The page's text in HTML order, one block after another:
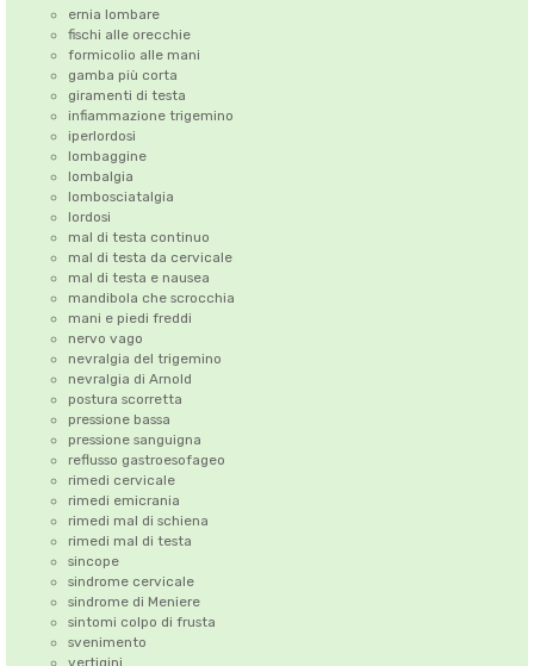
ernia lombare
fischi alle orecchie
formicolio alle mani
gamba più corta
giramenti di testa
infiammazione trigemino
iperlordosi
lombaggine
lombalgia
lombosciatalgia
lordosi
mal di testa continuo
mal di testa da cervicale
mal di testa e nausea
mandibola che scrocchia
mani e piedi freddi
nervo vago
nevralgia del trigemino
nevralgia di Arnold
postura scorretta
pressione bassa
pressione sanguigna
reflusso gastroesofageo
rimedi cervicale
rimedi emicrania
rimedi mal di schiena
rimedi mal di testa
sincope
sindrome cervicale
sindrome di Meniere
sintomi colpo di frusta
svenimento